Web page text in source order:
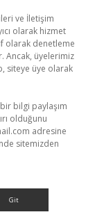
ve İletişim
olarak hizmet
olarak denetleme
Ancak, üyelerimiz
siteye üye olarak
bilgi paylaşım
olduğunu
adresine
sitemizden